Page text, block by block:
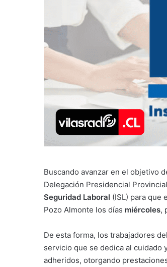
Buscando avanzar en el objetivo
Delegación Presidencial
Seguridad Laboral (ISL) para que
Pozo Almonte los días miércoles,
De esta forma, los trabajadores
servicio que se dedica al cuidado
adheridos, otorgando